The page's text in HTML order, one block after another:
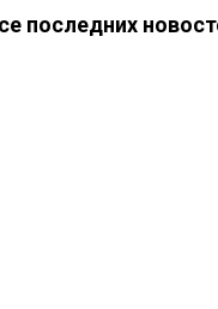
последних